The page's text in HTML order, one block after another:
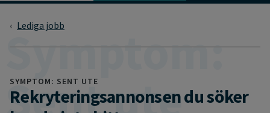
Lediga jobb
SYMPTOM: SENT UTE
Rekryteringsannonsen du söker